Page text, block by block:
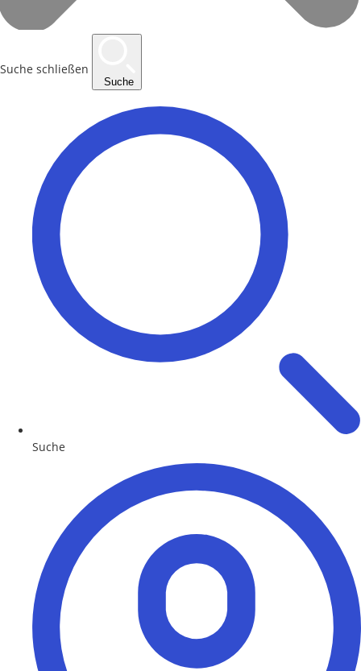
Suche schließen
Suche
Suche